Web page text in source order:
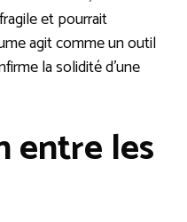
et pourrait
agit comme un outil
la solidité d’une
entre les